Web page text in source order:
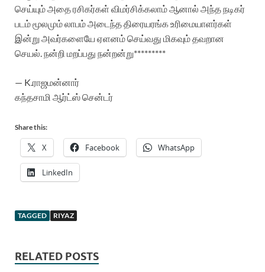
செய்யும் அதை ரசிகர்கள் விமர்சிக்கலாம் ஆனால் அந்த நடிகர்
படம் மூலமும் லாபம் அடைந்த திரையரங்க உரிமையாளர்கள்
இன்று அவர்களையே ஏளனம் செய்வது மிகவும் தவறான
செயல். நன்றி மறப்பது நன்றன்று*********
— K.ராஜமன்னார்
கந்தசாமி ஆர்ட்ஸ் சென்டர்
Share this:
X Facebook WhatsApp
LinkedIn
TAGGED RIYAZ
RELATED POSTS